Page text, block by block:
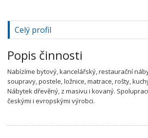
Celý profil
Popis činnosti
Nabízíme bytový, kancelářský, restaurační
soupravy, postele, ložnice, matrace, rošty,
Nábytek dřevěný, z masivu i kovaný.
českými i evropskými výrobci.